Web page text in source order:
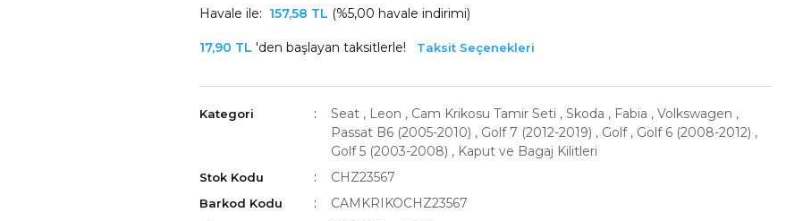
Havale ile: 157,58 TL (%5,00 havale indirimi)
17,90 TL 'den başlayan taksitlerle! Taksit Seçenekleri
Kategori Seat , Leon , Cam Krikosu Tamir Seti , Skoda , Fabia , Volkswagen ,
Passat B6 (2005-2010) , Golf 7 (2012-2019) , Golf , Golf 6 (2008-2012) ,
Golf 5 (2003-2008) , Kaput ve Bagaj Kilitleri
Stok Kodu CHZ23567
Barkod Kodu CAMKRIKOCHZ23567